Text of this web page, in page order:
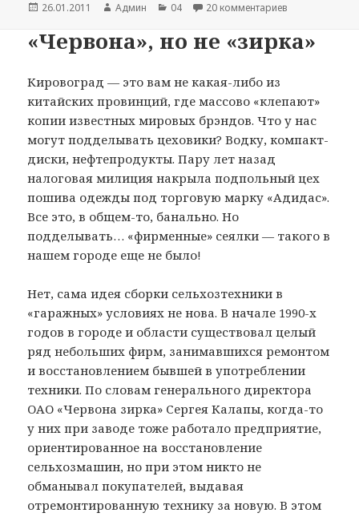
Опубликовано
26.01.2011 Автор
Админ Рубрики
04 20 комментариев
«Червона», но не «зирка»
Кировоград — это вам не какая-либо из
китайских провинций, где массово «клепают»
копии известных мировых брэндов. Что у нас
могут подделывать цеховики? Водку, компакт-
диски, нефтепродукты. Пару лет назад
налоговая милиция накрыла подпольный цех
пошива одежды под торговую марку «Адидас».
Все это, в общем-то, банально. Но
подделывать… «фирменные» сеялки — такого в
нашем городе еще не было!
Нет, сама идея сборки сельхозтехники в
«гаражных» условиях не нова. В начале 1990-х
годов в городе и области существовал целый
ряд небольших фирм, занимавшихся ремонтом
и восстановлением бывшей в употреблении
техники. По словам генерального директора
ОАО «Червона зирка» Сергея Калапы, когда-то
у них при заводе тоже работало предприятие,
ориентированное на восстановление
сельхозмашин, но при этом никто не
обманывал покупателей, выдавая
отремонтированную технику за новую. В этом